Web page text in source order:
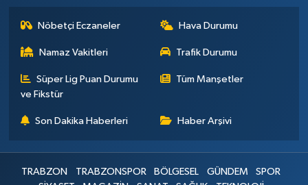
Nöbetçi Eczaneler Hava Durumu
Namaz Vakitleri Trafik Durumu
Süper Lig Puan Durumu
ve Fikstür
Tüm Manşetler
Son Dakika Haberleri Haber Arşivi
TRABZON TRABZONSPOR BÖLGESEL GÜNDEM
SPOR